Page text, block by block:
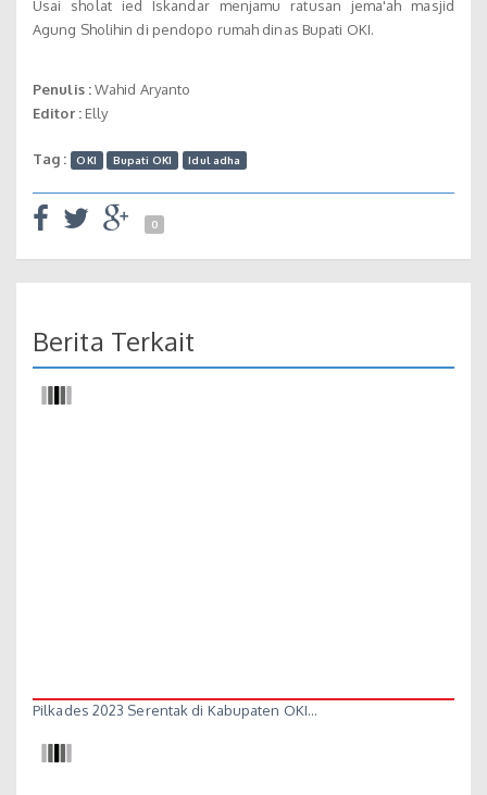
Usai sholat ied Iskandar menjamu ratusan jema'ah masjid
Agung Sholihin di pendopo rumah dinas Bupati OKI.
Penulis :Wahid Aryanto
Editor :Elly
Tag : OKI Bupati OKI Idul adha
0
Berita Terkait
Pilkades 2023 Serentak di Kabupaten OKI…